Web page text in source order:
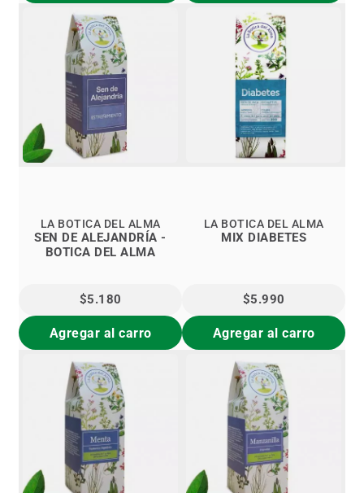
SEN DE ALEJANDRÍA -
BOTICA DEL ALMA
LA BOTICA DEL ALMA
$5.180
Agregar al carro
MIX DIABETES
LA BOTICA DEL ALMA
$5.990
Agregar al carro